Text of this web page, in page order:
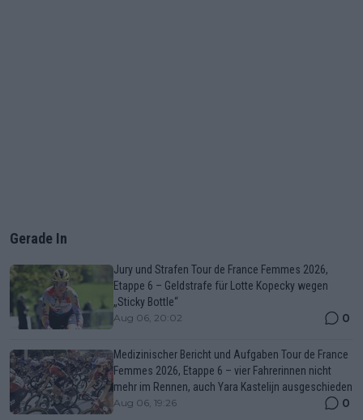
Gerade In
Jury und Strafen Tour de France Femmes 2026,
Etappe 6 – Geldstrafe für Lotte Kopecky wegen
„Sticky Bottle“
Aug 06, 20:02 0
Medizinischer Bericht und Aufgaben Tour de France
Femmes 2026, Etappe 6 – vier Fahrerinnen nicht
mehr im Rennen, auch Yara Kastelijn ausgeschieden
Aug 06, 19:26 0